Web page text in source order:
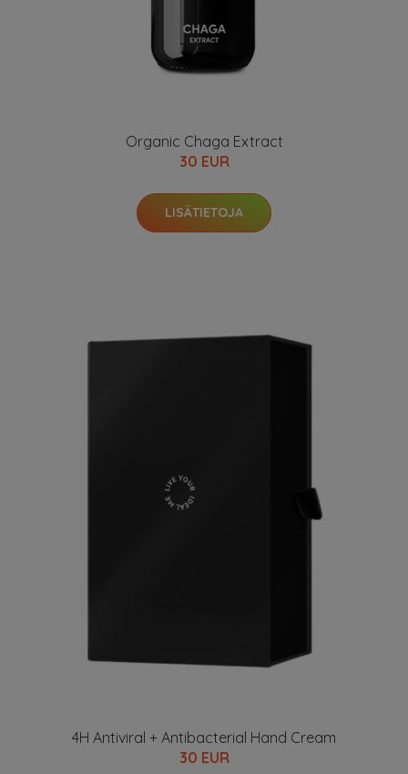
Organic Chaga Extract
30 EUR
LISÄTIETOJA
4H Antiviral + Antibacterial Hand Cream
30 EUR